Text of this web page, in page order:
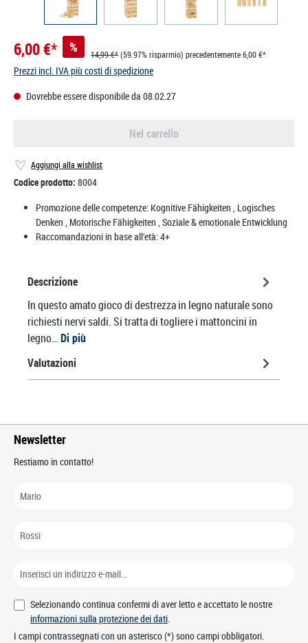
6,00 €* % 14,99 €*(59.97% risparmio) precedentemente 6,00 €*
Prezzi incl. IVA più costi di spedizione
Dovrebbe essere disponibile da 08.02.27
Nel carrello
Aggiungi alla wishlist
Codice prodotto: 8004
Promozione delle competenze: Kognitive Fähigkeiten , Logisches
Denken , Motorische Fähigkeiten , Soziale & emotionale Entwicklung
Raccomandazioni in base all'età:4+
Descrizione
In questo amato gioco di destrezza in legno naturale sono
richiesti nervi saldi. Si tratta di togliere i mattoncini in
legno…Di più
Valutazioni
Newsletter
Restiamo in contatto!
Selezionando continua confermi di aver letto e accettato le nostre
informazioni sulla protezione dei dati.
I campi contrassegnati con un asterisco (*) sono campi obbligatori.